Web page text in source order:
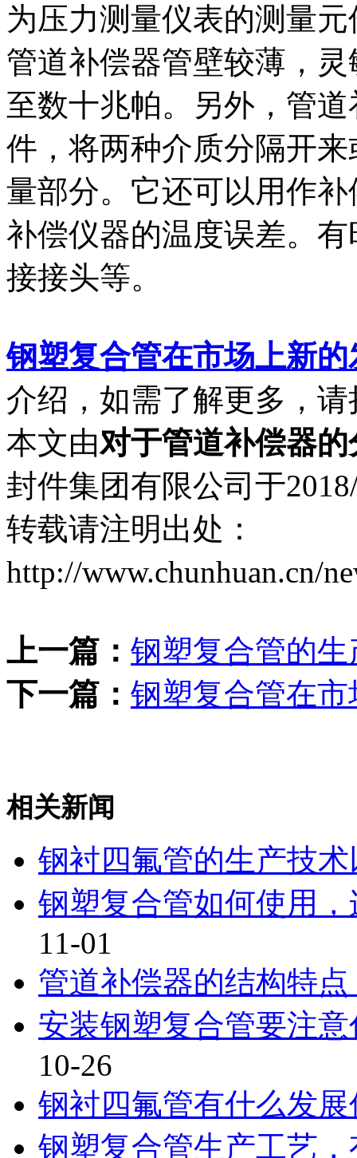
为压力测量仪表的测量
管道补偿器管壁较薄，
至数十兆帕。另外，管
件，将两种介质分隔开
量部分。它还可以用作
补偿仪器的温度误差。
接接头等。
钢塑复合管在市场上新
介绍，如需了解更多，
本文由对于管道补偿器
封件集团有限公司于
转载请注明出处：
http://www.chunhuan.cn/
上一篇： 钢塑复合管的
下一篇： 钢塑复合管在
相关新闻
钢衬四氟管的生产技
钢塑复合管如何使用
11-01
管道补偿器的结构特
安装钢塑复合管要注
10-26
钢衬四氟管有什么发
钢塑复合管生产工艺